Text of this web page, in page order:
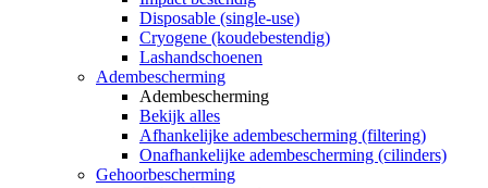
Disposable (single-use)
Cryogene (koudebestendig)
Lashandschoenen
Adembescherming
Adembescherming
Bekijk alles
Afhankelijke adembescherming (filtering)
Onafhankelijke adembescherming (cilinders)
Gehoorbescherming